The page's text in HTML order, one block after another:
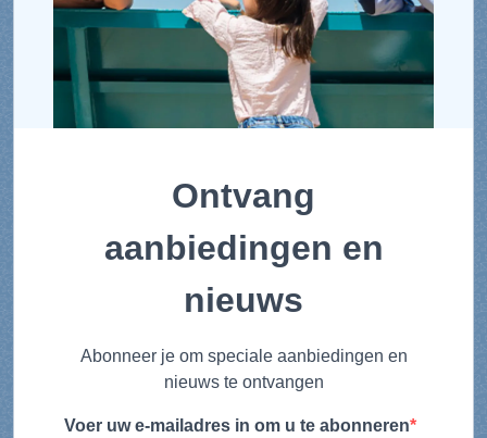
Ontvang
aanbiedingen en
nieuws
Abonneer je om speciale aanbiedingen en
nieuws te ontvangen
Voer uw e-mailadres in om u te abonneren